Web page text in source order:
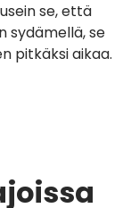
se, että
sydämellä, se
pitkäksi aikaa.